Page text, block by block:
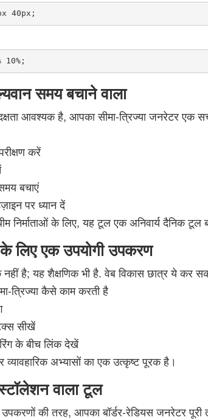
समय बचाने वाला
आवश्यक है, आपका सीमा-त्रिज्या जनरेटर एक
करें
बचाएं
पर ध्यान दें
निर्माताओं के लिए, यह टूल एक अनिवार्य दैनिक टूल
लिए एक उपयोगी उपकरण
नहीं है; यह शैक्षणिक भी है. वेब विकास छात्र ये कर
त्रिज्या कैसे काम करती है
सीखें
के बीच लिंक देखें
अभ्यासों का एक उत्कृष्ट पूरक है।
वाला टूल
की तरह, आपका बॉर्डर-रेडियस जनरेटर पूरी